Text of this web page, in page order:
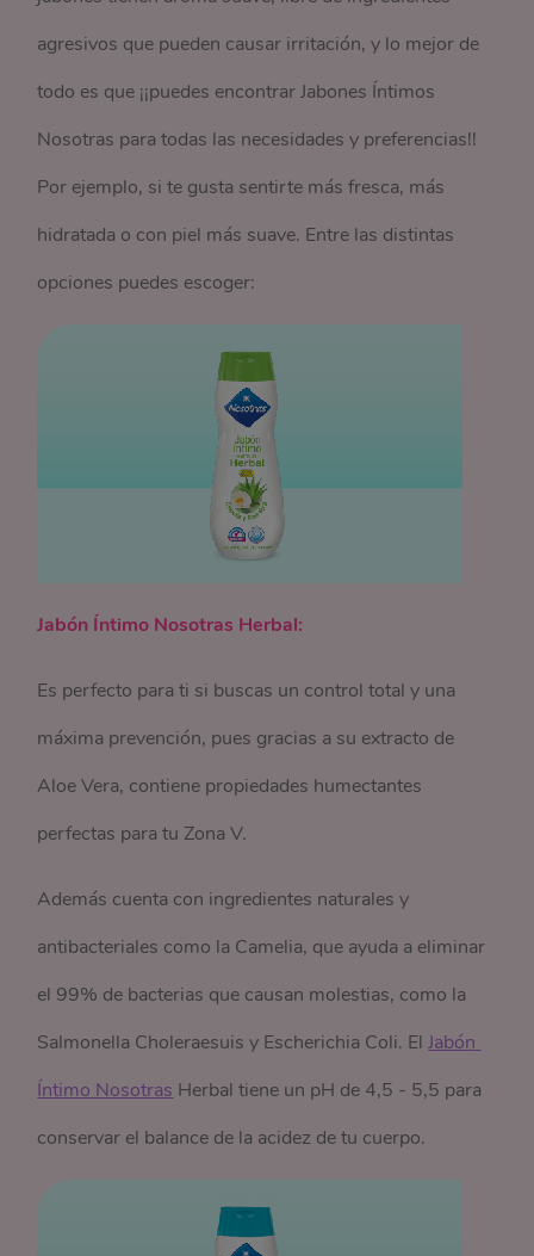
agresivos que pueden causar irritación, y lo mejor de
todo es que ¡¡puedes encontrar Jabones Íntimos
Nosotras para todas las necesidades y preferencias!!
Por ejemplo, si te gusta sentirte más fresca, más
hidratada o con piel más suave. Entre las distintas
opciones puedes escoger:
Jabón Íntimo Nosotras Herbal:
Es perfecto para ti si buscas un control total y una
máxima prevención, pues gracias a su extracto de
Aloe Vera, contiene propiedades humectantes
perfectas para tu Zona V.
Además cuenta con ingredientes naturales y
antibacteriales como la Camelia, que ayuda a eliminar
el 99% de bacterias que causan molestias, como la
Salmonella Choleraesuis y Escherichia Coli. ElJabón
Íntimo Nosotras Herbal tiene un pH de 4,5 - 5,5 para
conservar el balance de la acidez de tu cuerpo.